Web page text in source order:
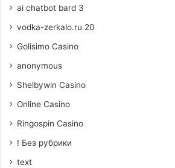
ai chatbot bard 3
vodka-zerkalo.ru 20
Golisimo Casino
anonymous
Shelbywin Casino
Online Casino
Ringospin Casino
! Без рубрики
text